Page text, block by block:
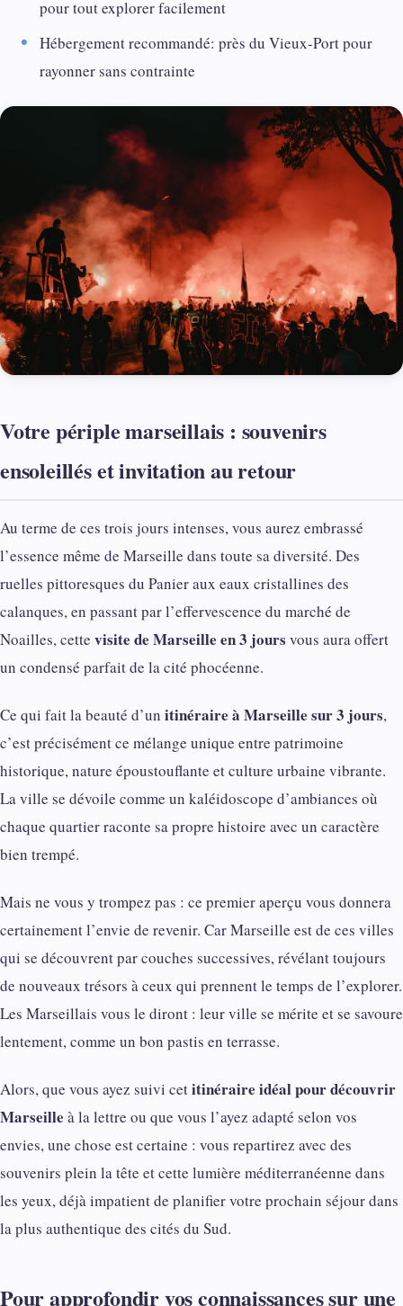
pour tout explorer facilement
Hébergement recommandé: près du Vieux-Port pour
rayonner sans contrainte
Votre périple marseillais : souvenirs
ensoleillés et invitation au retour
Au terme de ces trois jours intenses, vous aurez embrassé
l’essence même de Marseille dans toute sa diversité. Des
ruelles pittoresques du Panier aux eaux cristallines des
calanques, en passant par l’effervescence du marché de
Noailles, cette visite de Marseille en 3 jours vous aura offert
un condensé parfait de la cité phocéenne.
Ce qui fait la beauté d’un itinéraire à Marseille sur 3 jours,
c’est précisément ce mélange unique entre patrimoine
historique, nature époustouflante et culture urbaine vibrante.
La ville se dévoile comme un kaléidoscope d’ambiances où
chaque quartier raconte sa propre histoire avec un caractère
bien trempé.
Mais ne vous y trompez pas : ce premier aperçu vous donnera
certainement l’envie de revenir. Car Marseille est de ces villes
qui se découvrent par couches successives, révélant toujours
de nouveaux trésors à ceux qui prennent le temps de l’explorer.
Les Marseillais vous le diront : leur ville se mérite et se savoure
lentement, comme un bon pastis en terrasse.
Alors, que vous ayez suivi cetitinéraire idéal pour découvrir
Marseille à la lettre ou que vous l’ayez adapté selon vos
envies, une chose est certaine : vous repartirez avec des
souvenirs plein la tête et cette lumière méditerranéenne dans
les yeux, déjà impatient de planifier votre prochain séjour dans
la plus authentique des cités du Sud.
Pour approfondir vos connaissances sur une